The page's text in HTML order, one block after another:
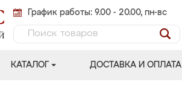
График работы: 9.00 - 20.00, пн-вс
КАТАЛОГ ДОСТАВКА И ОПЛАТА